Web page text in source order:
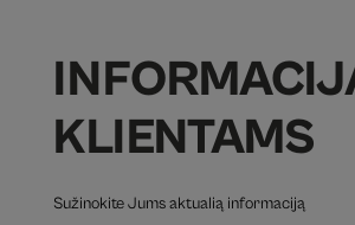
KLIENTAMS
Sužinokite Jums aktualią informaciją